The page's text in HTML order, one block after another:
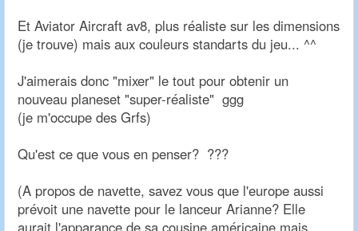
Et Aviator Aircraft av8, plus réaliste sur les dimensions
(je trouve) mais aux couleurs standarts du jeu... ^^
J'aimerais donc "mixer" le tout pour obtenir un
nouveau planeset "super-réaliste" ggg
(je m'occupe des Grfs)
Qu'est ce que vous en penser? ???
(A propos de navette, savez vous que l'europe aussi
prévoit une navette pour le lanceur Arianne? Elle
aurait l'apparance de sa cousine américaine mais